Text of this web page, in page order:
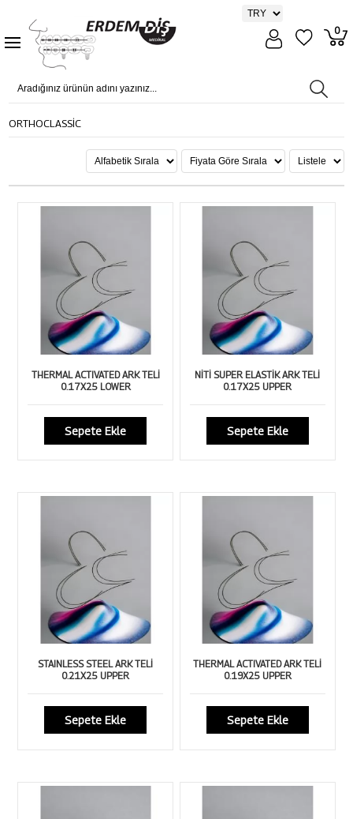
0
ORTHOCLASSİC
THERMAL ACTIVATED ARK TELİ
0.17X25 LOWER
Sepete Ekle
NİTİ SUPER ELASTİK ARK TELİ
0.17X25 UPPER
Sepete Ekle
STAINLESS STEEL ARK TELİ
0.21X25 UPPER
Sepete Ekle
THERMAL ACTIVATED ARK TELİ
0.19X25 UPPER
Sepete Ekle